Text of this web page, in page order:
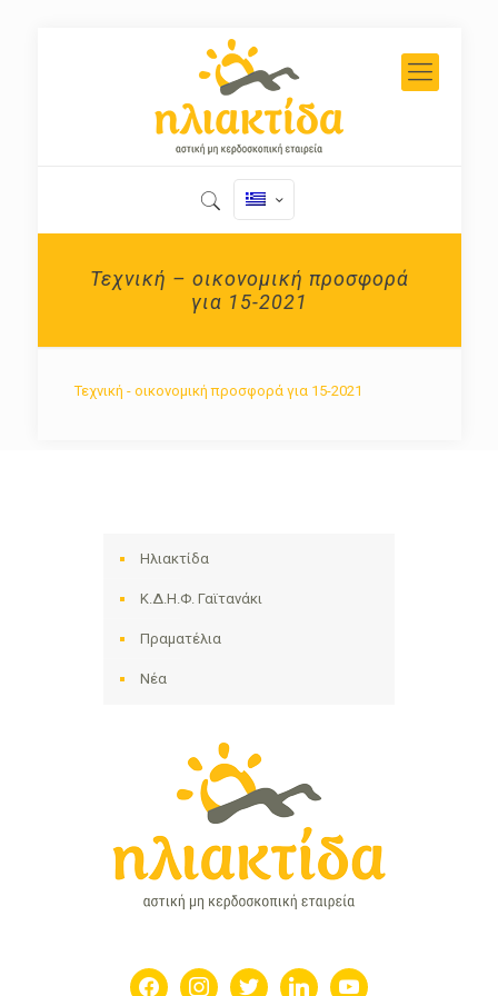
Τεχνική – οικονομική προσφορά
για 15-2021
Τεχνική - οικονομική προσφορά για 15-2021
Ηλιακτίδα
Κ.Δ.Η.Φ. Γαϊτανάκι
Πραματέλια
Νέα
facebookinstagramtwitter linkedin youtube